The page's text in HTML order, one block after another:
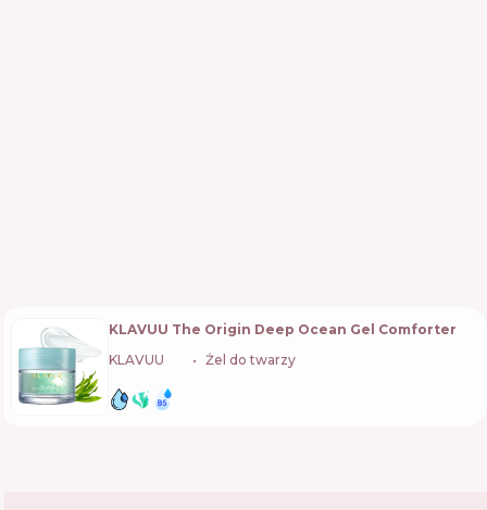
KLAVUU The Origin Deep Ocean Gel Comforter
KLAVUU
Żel do twarzy